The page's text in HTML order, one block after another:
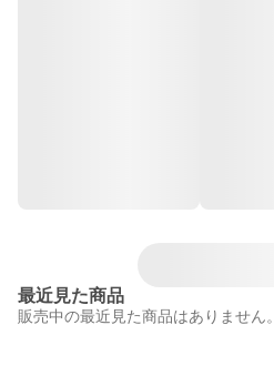
最近見た商品
販売中の最近見た商品はありません。